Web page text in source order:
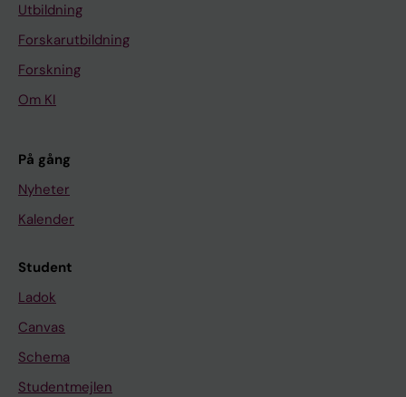
Utbildning
Forskarutbildning
Forskning
Om KI
På gång
Nyheter
Kalender
Student
Ladok
Canvas
Schema
Studentmejlen